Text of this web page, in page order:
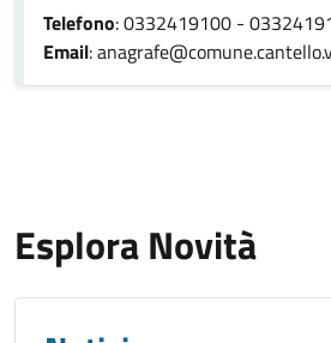
Telefono: 0332419100 -
Email:
Esplora Novità